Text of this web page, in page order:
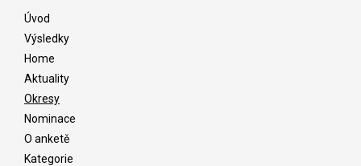
Úvod
Výsledky
Home
Aktuality
Okresy
Nominace
O anketě
Kategorie